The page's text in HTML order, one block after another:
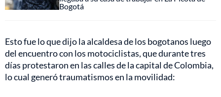
Bogotá
Esto fue lo que dijo la alcaldesa de los bogotanos luego
del encuentro con los motociclistas, que durante tres
días protestaron en las calles de la capital de Colombia,
lo cual generó traumatismos en la movilidad: